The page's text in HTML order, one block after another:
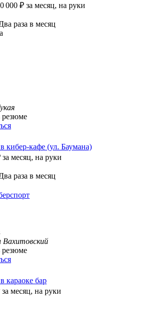
000 ₽ за месяц, на руки
раза в месяц
кибер-кафе (ул. Баумана)
за месяц, на руки
раза в месяц
Вахитовский
караоке бар
за месяц, на руки